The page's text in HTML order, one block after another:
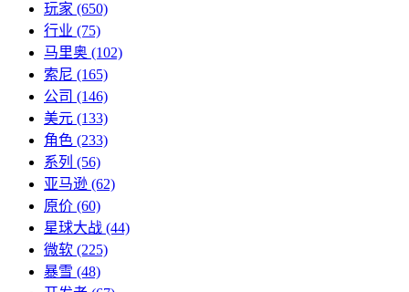
玩家 (650)
行业 (75)
马里奥 (102)
索尼 (165)
公司 (146)
美元 (133)
角色 (233)
系列 (56)
亚马逊 (62)
原价 (60)
星球大战 (44)
微软 (225)
暴雪 (48)